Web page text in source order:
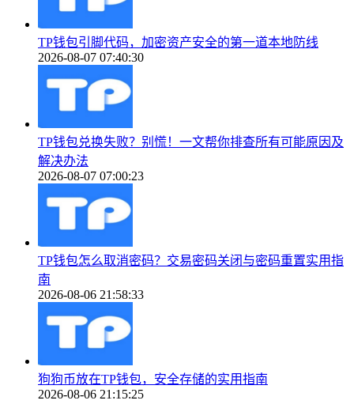
TP钱包引脚代码，加密资产安全的第一道本地防线
2026-08-07 07:40:30
TP钱包兑换失败？别慌！一文帮你排查所有可能原因及
解决办法
2026-08-07 07:00:23
TP钱包怎么取消密码？交易密码关闭与密码重置实用指
南
2026-08-06 21:58:33
狗狗币放在TP钱包，安全存储的实用指南
2026-08-06 21:15:25